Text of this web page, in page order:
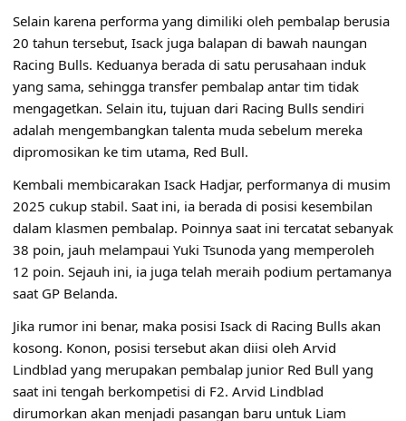
Selain karena performa yang dimiliki oleh pembalap berusia
20 tahun tersebut, Isack juga balapan di bawah naungan
Racing Bulls. Keduanya berada di satu perusahaan induk
yang sama, sehingga transfer pembalap antar tim tidak
mengagetkan. Selain itu, tujuan dari Racing Bulls sendiri
adalah mengembangkan talenta muda sebelum mereka
dipromosikan ke tim utama, Red Bull.
Kembali membicarakan Isack Hadjar, performanya di musim
2025 cukup stabil. Saat ini, ia berada di posisi kesembilan
dalam klasmen pembalap. Poinnya saat ini tercatat sebanyak
38 poin, jauh melampaui Yuki Tsunoda yang memperoleh
12 poin. Sejauh ini, ia juga telah meraih podium pertamanya
saat GP Belanda.
Jika rumor ini benar, maka posisi Isack di Racing Bulls akan
kosong. Konon, posisi tersebut akan diisi oleh Arvid
Lindblad yang merupakan pembalap junior Red Bull yang
saat ini tengah berkompetisi di F2. Arvid Lindblad
dirumorkan akan menjadi pasangan baru untuk Liam